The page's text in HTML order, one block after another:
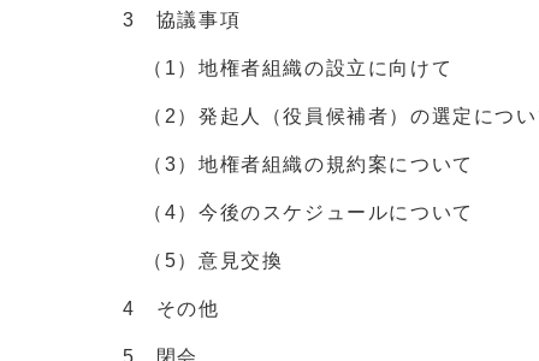
3 協議事項
（1）地権者組織の設立に向けて
（2）発起人（役員候補者）の選定につ
（3）地権者組織の規約案について
（4）今後のスケジュールについて
（5）意見交換
4 その他
5 閉会